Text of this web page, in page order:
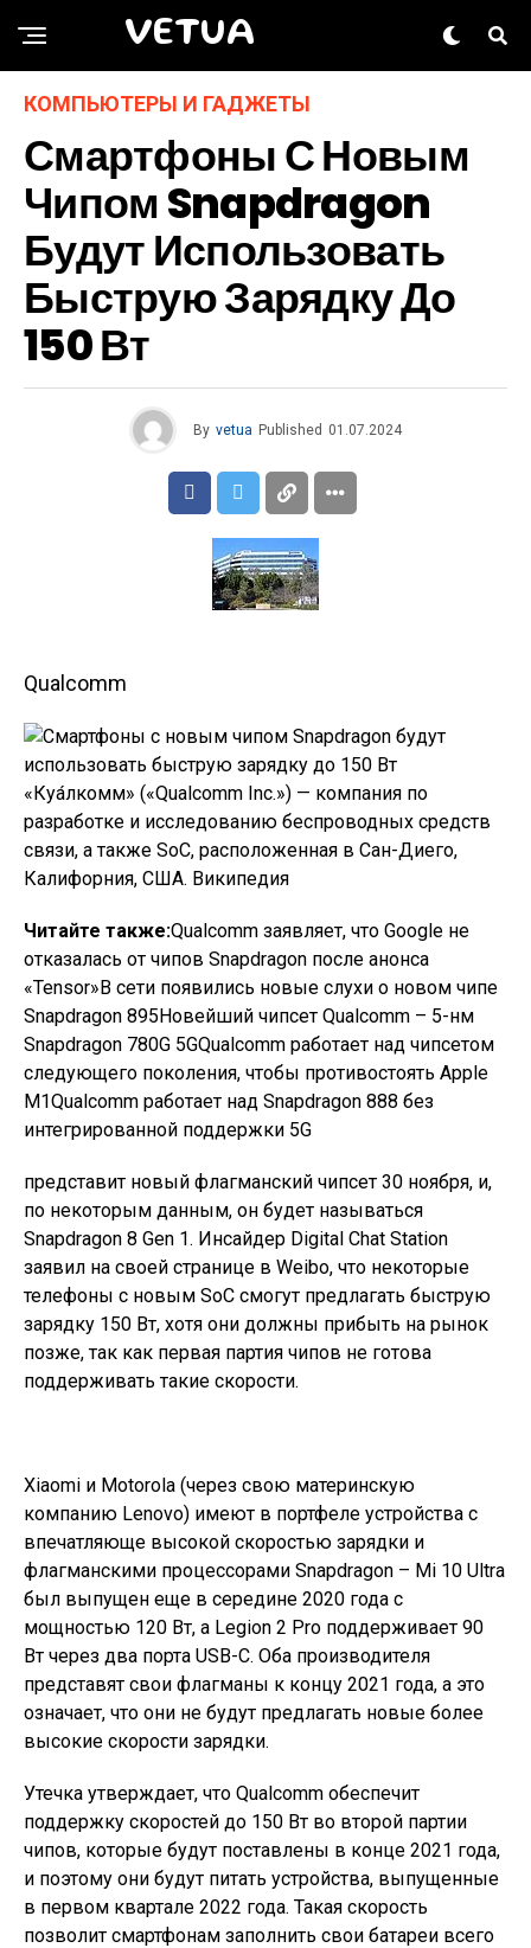
VETUA
КОМПЬЮТЕРЫ И ГАДЖЕТЫ
Смартфоны С Новым
Чипом Snapdragon
Будут Использовать
Быструю Зарядку До
150 Вт
By vetua Published 01.07.2024
Qualcomm
«Куа́лкомм» («Qualcomm Inc.») — компания по
разработке и исследованию беспроводных средств
связи, а также SoC, расположенная в Сан-Диего,
Калифорния, США. Википедия
Читайте также:Qualcomm заявляет, что Google не
отказалась от чипов Snapdragon после анонса
«Tensor»В сети появились новые слухи о новом чипе
Snapdragon 895Новейший чипсет Qualcomm – 5-нм
Snapdragon 780G 5GQualcomm работает над чипсетом
следующего поколения, чтобы противостоять Apple
M1Qualcomm работает над Snapdragon 888 без
интегрированной поддержки 5G
представит новый флагманский чипсет 30 ноября, и,
по некоторым данным, он будет называться
Snapdragon 8 Gen 1. Инсайдер Digital Chat Station
заявил на своей странице в Weibo, что некоторые
телефоны с новым SoC смогут предлагать быструю
зарядку 150 Вт, хотя они должны прибыть на рынок
позже, так как первая партия чипов не готова
поддерживать такие скорости.
Xiaomi и Motorola (через свою материнскую
компанию Lenovo) имеют в портфеле устройства с
впечатляюще высокой скоростью зарядки и
флагманскими процессорами Snapdragon – Mi 10 Ultra
был выпущен еще в середине 2020 года с
мощностью 120 Вт, а Legion 2 Pro поддерживает 90
Вт через два порта USB-C. Оба производителя
представят свои флагманы к концу 2021 года, а это
означает, что они не будут предлагать новые более
высокие скорости зарядки.
Утечка утверждает, что Qualcomm обеспечит
поддержку скоростей до 150 Вт во второй партии
чипов, которые будут поставлены в конце 2021 года,
и поэтому они будут питать устройства, выпущенные
в первом квартале 2022 года. Такая скорость
позволит смартфонам заполнить свои батареи всего